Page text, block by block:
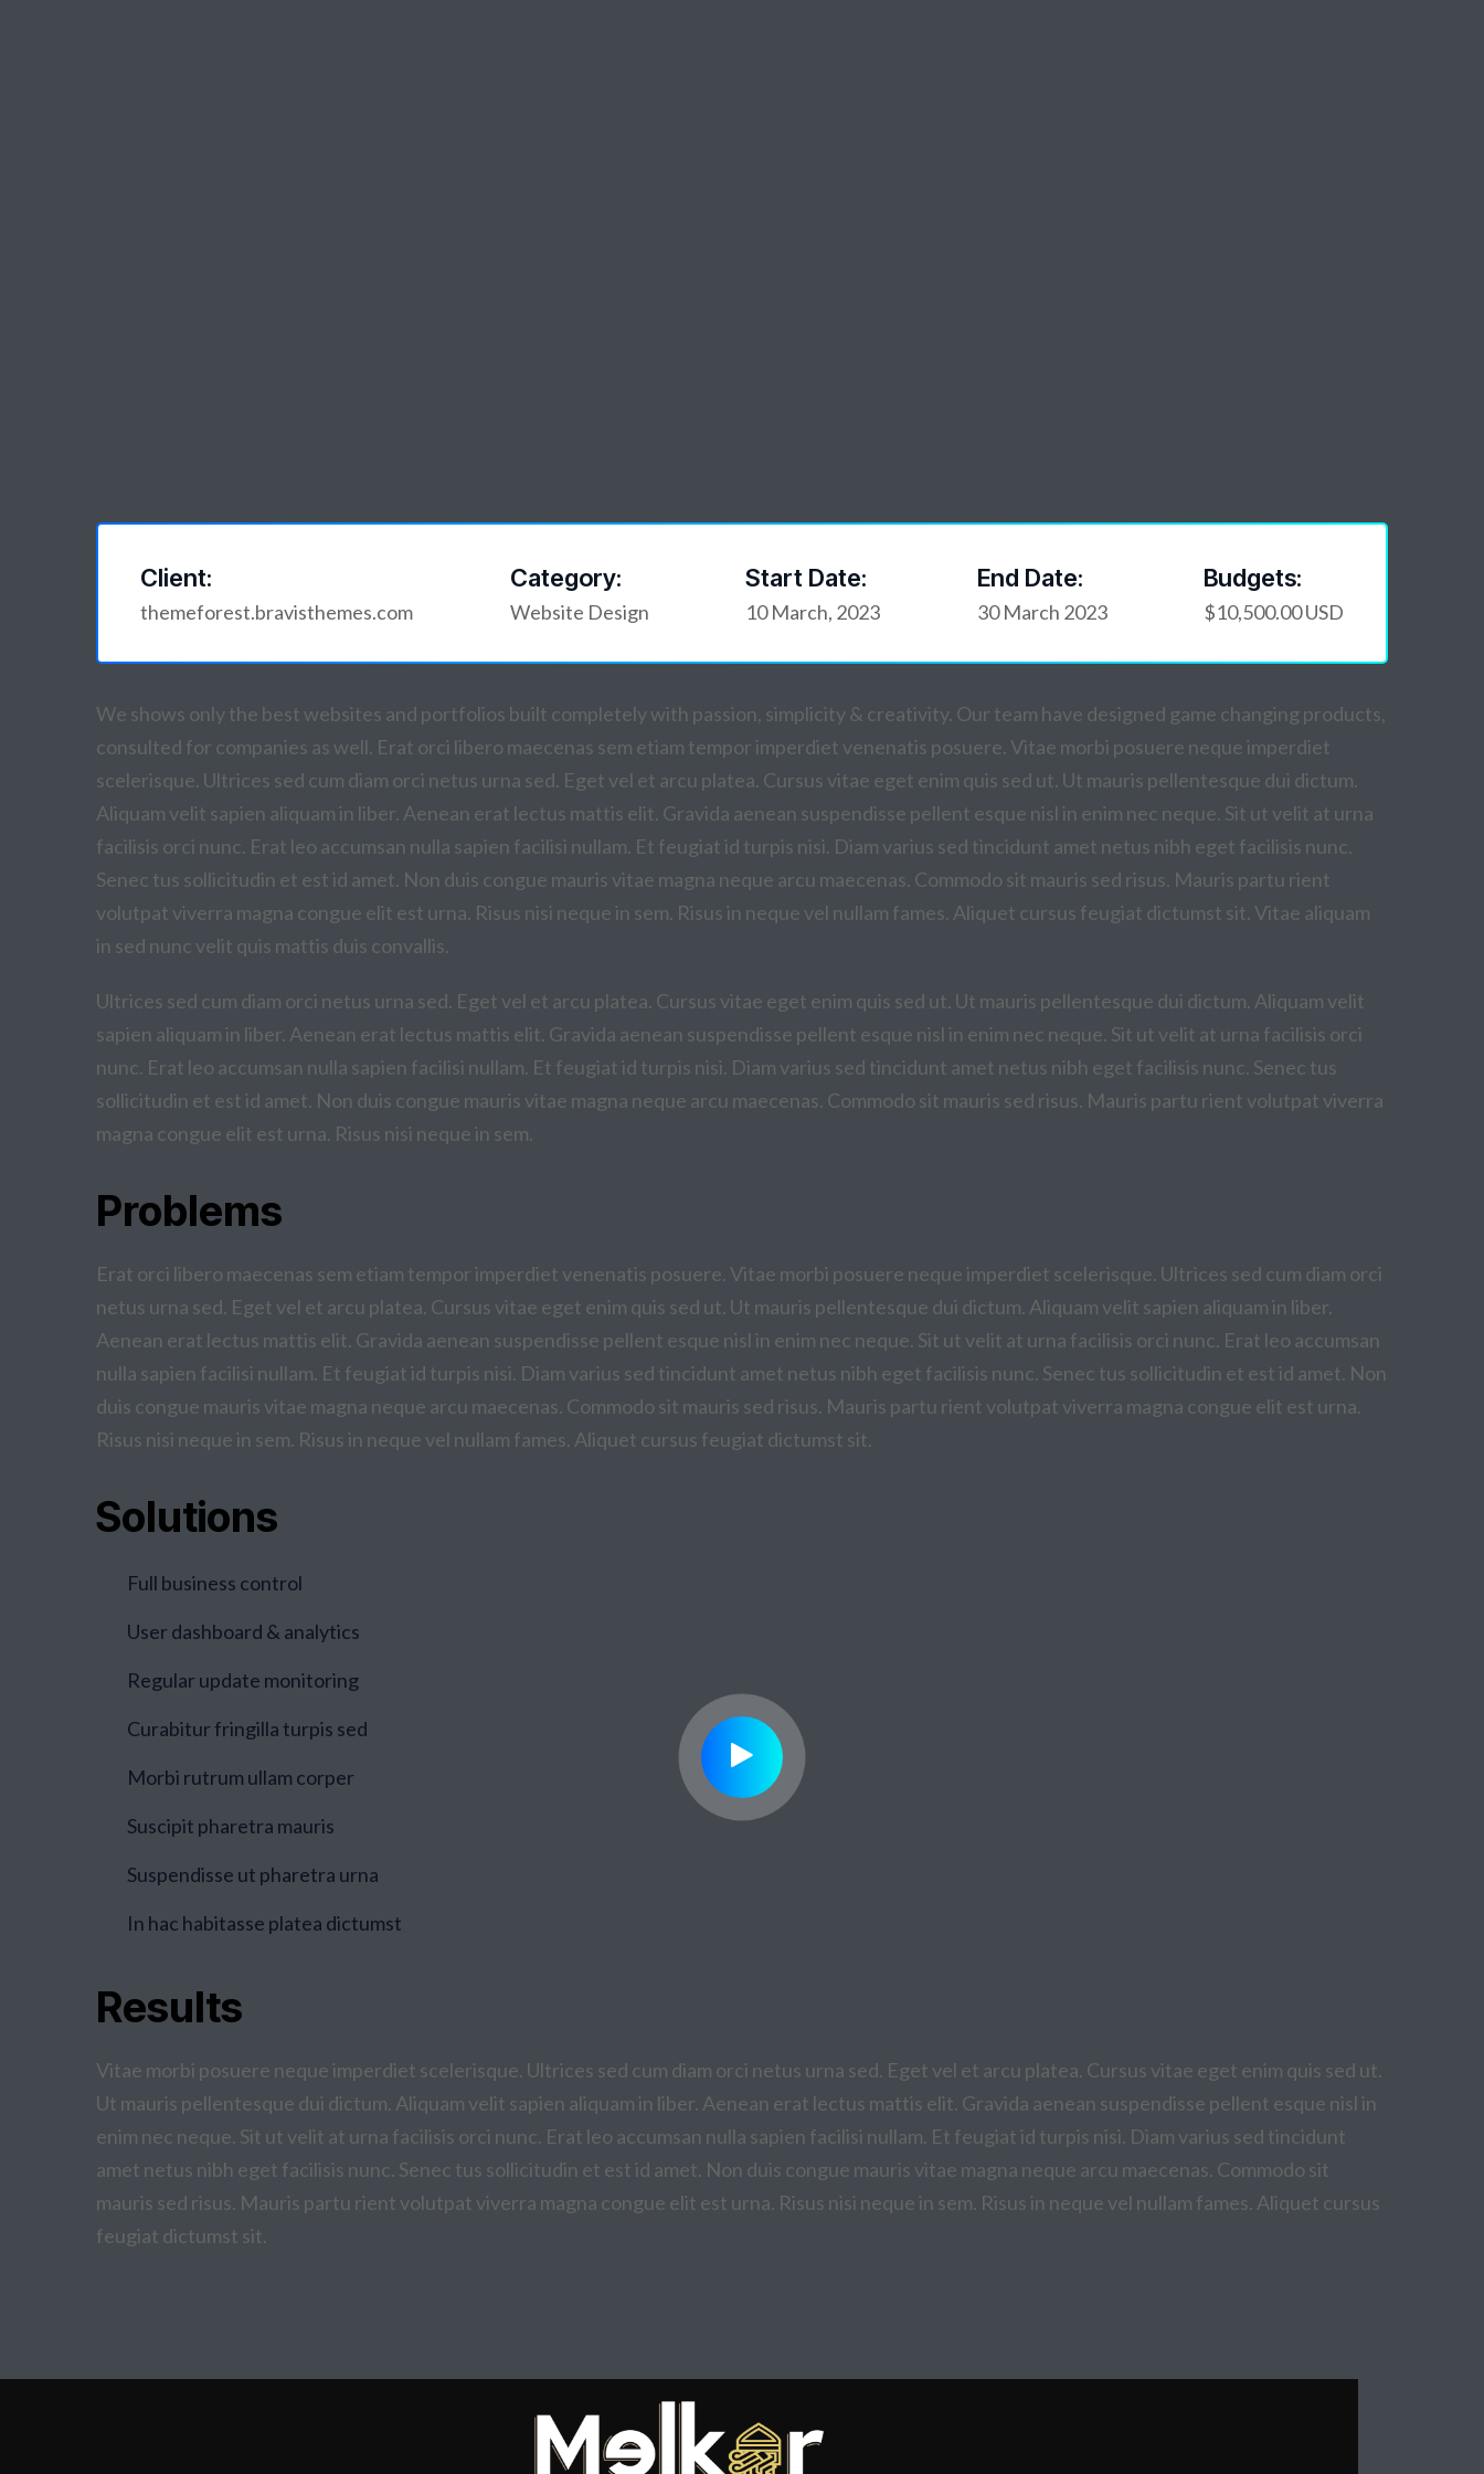
Client:
themeforest.bravisthemes.com
Category:
Website Design
Start Date:
10 March, 2023
End Date:
30 March 2023
Budgets:
$10,500.00 USD
We shows only the best websites and portfolios built completely with passion, simplicity & creativity. Our team have designed game changing products,
consulted for companies as well. Erat orci libero maecenas sem etiam tempor imperdiet venenatis posuere. Vitae morbi posuere neque imperdiet
scelerisque. Ultrices sed cum diam orci netus urna sed. Eget vel et arcu platea. Cursus vitae eget enim quis sed ut. Ut mauris pellentesque dui dictum.
Aliquam velit sapien aliquam in liber. Aenean erat lectus mattis elit. Gravida aenean suspendisse pellent esque nisl in enim nec neque. Sit ut velit at urna
facilisis orci nunc. Erat leo accumsan nulla sapien facilisi nullam. Et feugiat id turpis nisi. Diam varius sed tincidunt amet netus nibh eget facilisis nunc.
Senec tus sollicitudin et est id amet. Non duis congue mauris vitae magna neque arcu maecenas. Commodo sit mauris sed risus. Mauris partu rient
volutpat viverra magna congue elit est urna. Risus nisi neque in sem. Risus in neque vel nullam fames. Aliquet cursus feugiat dictumst sit. Vitae aliquam
in sed nunc velit quis mattis duis convallis.
Ultrices sed cum diam orci netus urna sed. Eget vel et arcu platea. Cursus vitae eget enim quis sed ut. Ut mauris pellentesque dui dictum. Aliquam velit
sapien aliquam in liber. Aenean erat lectus mattis elit. Gravida aenean suspendisse pellent esque nisl in enim nec neque. Sit ut velit at urna facilisis orci
nunc. Erat leo accumsan nulla sapien facilisi nullam. Et feugiat id turpis nisi. Diam varius sed tincidunt amet netus nibh eget facilisis nunc. Senec tus
sollicitudin et est id amet. Non duis congue mauris vitae magna neque arcu maecenas. Commodo sit mauris sed risus. Mauris partu rient volutpat viverra
magna congue elit est urna. Risus nisi neque in sem.
Problems
Erat orci libero maecenas sem etiam tempor imperdiet venenatis posuere. Vitae morbi posuere neque imperdiet scelerisque. Ultrices sed cum diam orci
netus urna sed. Eget vel et arcu platea. Cursus vitae eget enim quis sed ut. Ut mauris pellentesque dui dictum. Aliquam velit sapien aliquam in liber.
Aenean erat lectus mattis elit. Gravida aenean suspendisse pellent esque nisl in enim nec neque. Sit ut velit at urna facilisis orci nunc. Erat leo accumsan
nulla sapien facilisi nullam. Et feugiat id turpis nisi. Diam varius sed tincidunt amet netus nibh eget facilisis nunc. Senec tus sollicitudin et est id amet. Non
duis congue mauris vitae magna neque arcu maecenas. Commodo sit mauris sed risus. Mauris partu rient volutpat viverra magna congue elit est urna.
Risus nisi neque in sem. Risus in neque vel nullam fames. Aliquet cursus feugiat dictumst sit.
Solutions
Full business control
User dashboard & analytics
Regular update monitoring
Curabitur fringilla turpis sed
Morbi rutrum ullam corper
Suscipit pharetra mauris
Suspendisse ut pharetra urna
In hac habitasse platea dictumst
Results
Vitae morbi posuere neque imperdiet scelerisque. Ultrices sed cum diam orci netus urna sed. Eget vel et arcu platea. Cursus vitae eget enim quis sed ut.
Ut mauris pellentesque dui dictum. Aliquam velit sapien aliquam in liber. Aenean erat lectus mattis elit. Gravida aenean suspendisse pellent esque nisl in
enim nec neque. Sit ut velit at urna facilisis orci nunc. Erat leo accumsan nulla sapien facilisi nullam. Et feugiat id turpis nisi. Diam varius sed tincidunt
amet netus nibh eget facilisis nunc. Senec tus sollicitudin et est id amet. Non duis congue mauris vitae magna neque arcu maecenas. Commodo sit
mauris sed risus. Mauris partu rient volutpat viverra magna congue elit est urna. Risus nisi neque in sem. Risus in neque vel nullam fames. Aliquet cursus
feugiat dictumst sit.